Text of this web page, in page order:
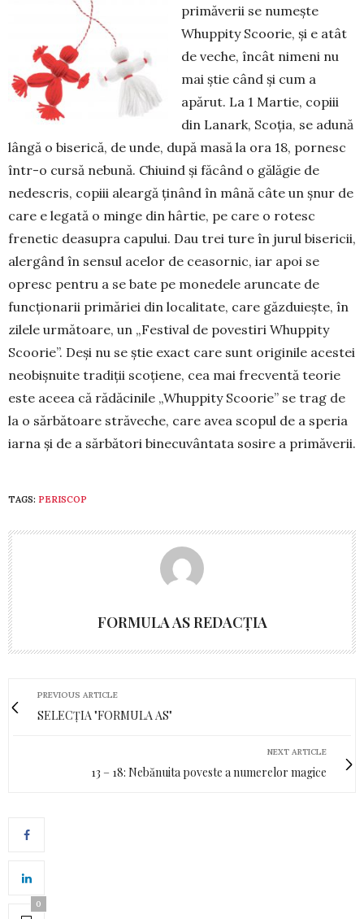
primăverii se numește
Whuppity Scoorie, și e atât
de veche, încât nimeni nu
mai știe când și cum a
apărut. La 1 Martie, copiii
din Lanark, Scoția, se adună
lângă o biserică, de unde, după masă la ora 18, pornesc
într-o cursă nebună. Chiuind și făcând o gălăgie de
nedescris, copiii aleargă ținând în mână câte un șnur de
care e legată o minge din hârtie, pe care o rotesc
frenetic deasupra capului. Dau trei ture în jurul bisericii,
alergând în sensul acelor de ceasornic, iar apoi se
opresc pentru a se bate pe monedele aruncate de
funcționarii primăriei din localitate, care găzduiește, în
zilele următoare, un „Festival de povestiri Whuppity
Scoorie”. Deși nu se știe exact care sunt originile acestei
neobișnuite tradiții scoție­ne, cea mai frecventă teorie
este aceea că rădăcinile „Whuppity Scoorie” se trag de
la o sărbătoare străveche, care avea scopul de a speria
iarna și de a sărbători binecuvântata sosire a primăverii.
TAGS: PERISCOP
FORMULA AS REDACȚIA
PREVIOUS ARTICLE
SELECȚIA "FORMULA AS"
NEXT ARTICLE
13 – 18: Nebănuita poveste a numerelor magice
0